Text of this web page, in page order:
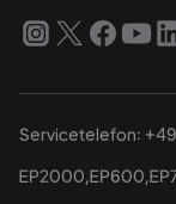
Servicetelefon: